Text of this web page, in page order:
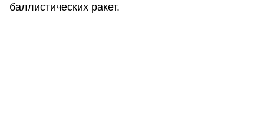
баллистических ракет.